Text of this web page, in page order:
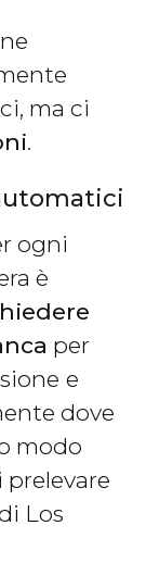
ma ci
.
ogni
è
per
e
dove
modo
Los